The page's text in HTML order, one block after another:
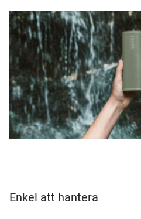
Enkel att hantera